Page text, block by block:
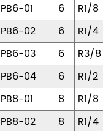
PB6-01 6 R1/8
PB6-02 6 R1/4
PB6-03 6 R3/8
PB6-04 6 R1/2
PB8-01 8 R1/8
PB8-02 8 R1/4